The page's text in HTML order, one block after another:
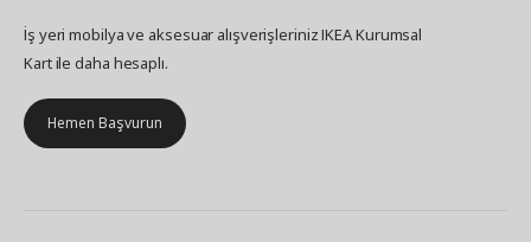
İş yeri mobilya ve aksesuar alışverişleriniz IKEA Kurumsal
Kart ile daha hesaplı.
Hemen Başvurun